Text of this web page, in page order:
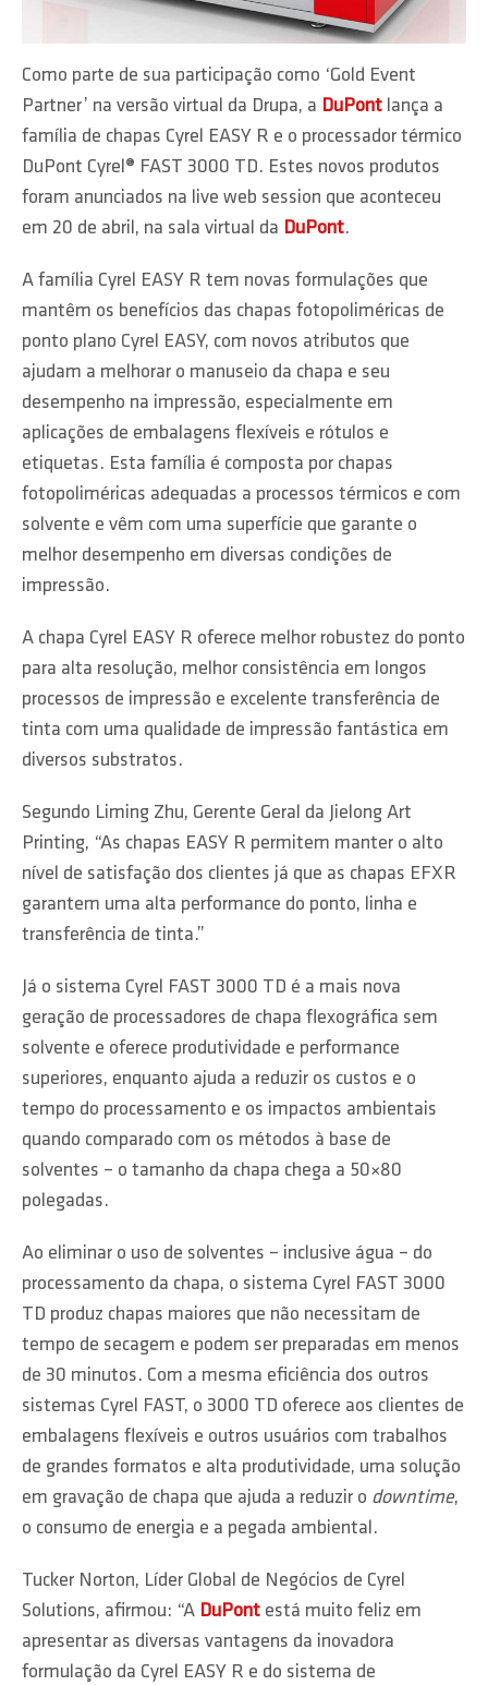
Como parte de sua participação como ‘Gold Event
Partner’ na versão virtual da Drupa, a DuPont lança a
família de chapas Cyrel EASY R e o processador térmico
DuPont Cyrel® FAST 3000 TD. Estes novos produtos
foram anunciados na live web session que aconteceu
em 20 de abril, na sala virtual da DuPont.
A família Cyrel EASY R tem novas formulações que
mantêm os benefícios das chapas fotopoliméricas de
ponto plano Cyrel EASY, com novos atributos que
ajudam a melhorar o manuseio da chapa e seu
desempenho na impressão, especialmente em
aplicações de embalagens flexíveis e rótulos e
etiquetas. Esta família é composta por chapas
fotopoliméricas adequadas a processos térmicos e com
solvente e vêm com uma superfície que garante o
melhor desempenho em diversas condições de
impressão.
A chapa Cyrel EASY R oferece melhor robustez do ponto
para alta resolução, melhor consistência em longos
processos de impressão e excelente transferência de
tinta com uma qualidade de impressão fantástica em
diversos substratos.
Segundo Liming Zhu, Gerente Geral da Jielong Art
Printing, “As chapas EASY R permitem manter o alto
nível de satisfação dos clientes já que as chapas EFXR
garantem uma alta performance do ponto, linha e
transferência de tinta.”
Já o sistema Cyrel FAST 3000 TD é a mais nova
geração de processadores de chapa flexográfica sem
solvente e oferece produtividade e performance
superiores, enquanto ajuda a reduzir os custos e o
tempo do processamento e os impactos ambientais
quando comparado com os métodos à base de
solventes – o tamanho da chapa chega a 50×80
polegadas.
Ao eliminar o uso de solventes – inclusive água – do
processamento da chapa, o sistema Cyrel FAST 3000
TD produz chapas maiores que não necessitam de
tempo de secagem e podem ser preparadas em menos
de 30 minutos. Com a mesma eficiência dos outros
sistemas Cyrel FAST, o 3000 TD oferece aos clientes de
embalagens flexíveis e outros usuários com trabalhos
de grandes formatos e alta produtividade, uma solução
em gravação de chapa que ajuda a reduzir o downtime,
o consumo de energia e a pegada ambiental.
Tucker Norton, Líder Global de Negócios de Cyrel
Solutions, afirmou: “A DuPont está muito feliz em
apresentar as diversas vantagens da inovadora
formulação da Cyrel EASY R e do sistema de